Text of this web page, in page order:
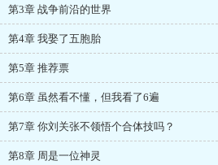
第3章 战争前沿的世界
第4章 我娶了五胞胎
第5章 推荐票
第6章 虽然看不懂，但我看了6遍
第7章 你刘关张不领悟个合体技吗？
第8章 周是一位神灵